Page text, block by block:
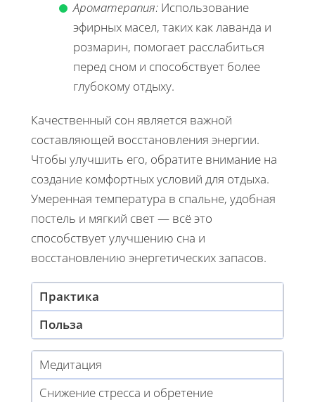
Ароматерапия: Использование
эфирных масел, таких как лаванда и
розмарин, помогает расслабиться
перед сном и способствует более
глубокому отдыху.
Качественный сон является важной
составляющей восстановления энергии.
Чтобы улучшить его, обратите внимание на
создание комфортных условий для отдыха.
Умеренная температура в спальне, удобная
постель и мягкий свет — всё это
способствует улучшению сна и
восстановлению энергетических запасов.
Практика
Польза
Медитация
Снижение стресса и обретение